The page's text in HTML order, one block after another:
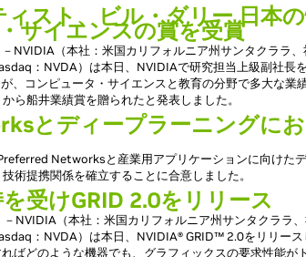
スト、ビル・ダリー 日本
サイエンスの賞を受賞
NVIDIA（本社：米国カリフォルニア州サンタクララ
：NVDA）は本日、NVIDIAで研究担当上級副社長
、コンピュータ・サイエンスと教育の分野で多大な業
ら船井業績賞を贈られたと発表しました。
とディープラーニングに
Networksと産業用アプリケーションに向けた
術提携関係を確立することに合意しました。
受けGRID 2.0をリリース
NVIDIA（本社：米国カリフォルニア州サンタクララ
：NVDA）は本日、NVIDIA® GRID™ 2.0をリリース
ばどのような機器でも、グラフィックスの要求性能が